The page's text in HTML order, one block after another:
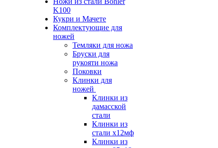
K100
Кукри и Мачете
Комплектующие для
ножей
Темляки для ножа
Бруски для
рукояти ножа
Поковки
Клинки для
ножей
Клинки из
дамасской
стали
Клинки из
стали х12мф
Клинки из